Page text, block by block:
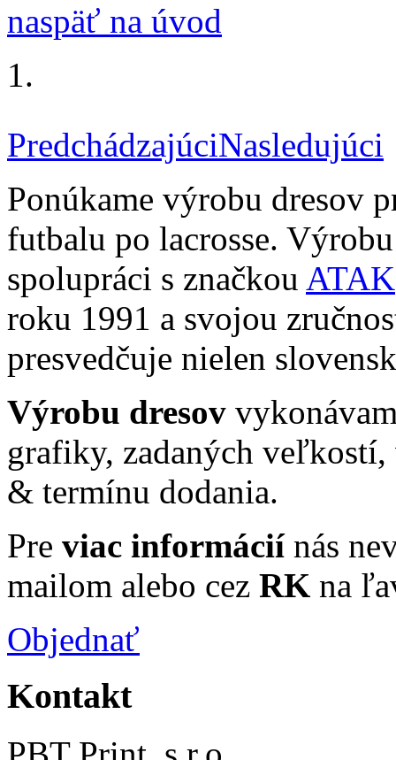
naspäť na úvod
PredchádzajúciNasledujúci
Ponúkame výrobu dresov
futbalu po lacrosse.
spolupráci s značkou ATAK
roku 1991 a svojou
presvedčuje nielen
Výrobu dresov
grafiky, zadaných
& termínu dodania.
Pre viac informáciínás
mailom alebo cez RK na
Objednať
Kontakt